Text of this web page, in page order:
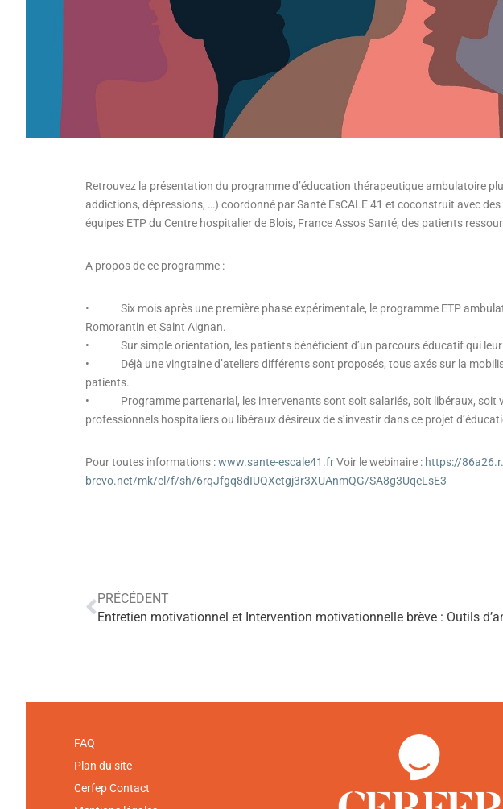
Retrouvez la présentation du programme d’éducation thérapeutique ambulatoire
addictions, dépressions, …) coordonné par Santé EsCALE 41 et coconstruit avec
équipes ETP du Centre hospitalier de Blois, France Assos Santé, des patients
A propos de ce programme :
• Six mois après une première phase expérimentale, le programme ETP
Romorantin et Saint Aignan.
• Sur simple orientation, les patients bénéficient d’un parcours éducatif qui leur
• Déjà une vingtaine d’ateliers différents sont proposés, tous axés sur la
patients.
• Programme partenarial, les intervenants sont soit salariés, soit libéraux, soit
professionnels hospitaliers ou libéraux désireux de s’investir dans ce projet
Pour toutes informations :www.sante-escale41.frVoir le webinaire : https://
brevo.net/mk/cl/f/sh/6rqJfgq8dIUQXetgj3r3XUAnmQG/SA8g3UqeLsE3
PRÉCÉDENT
FAQ
Plan du site
Cerfep Contact